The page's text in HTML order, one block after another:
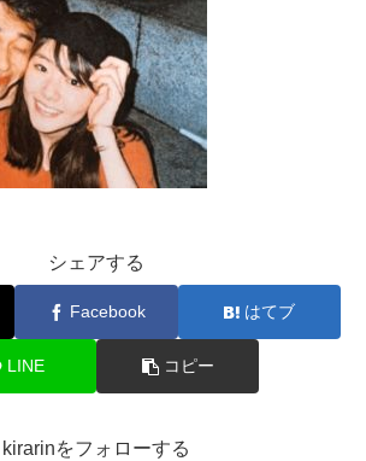
シェアする
Facebook はてブ
LINE コピー
kirarinをフォローする